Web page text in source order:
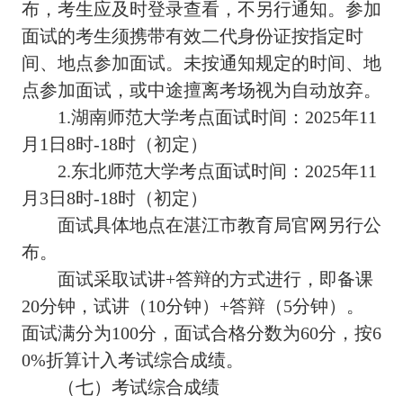
布，考生应及时登录查看，不另行通知。参加
面试的考生须携带有效二代身份证按指定时
间、地点参加面试。未按通知规定的时间、地
点参加面试，或中途擅离考场视为自动放弃。
1.湖南师范大学考点面试时间：2025年11
月1日8时-18时（初定）
2.东北师范大学考点面试时间：2025年11
月3日8时-18时（初定）
面试具体地点在湛江市教育局官网另行公
布。
面试采取试讲+答辩的方式进行，即备课
20分钟，试讲（10分钟）+答辩（5分钟）。
面试满分为100分，面试合格分数为60分，按6
0%折算计入考试综合成绩。
（七）考试综合成绩